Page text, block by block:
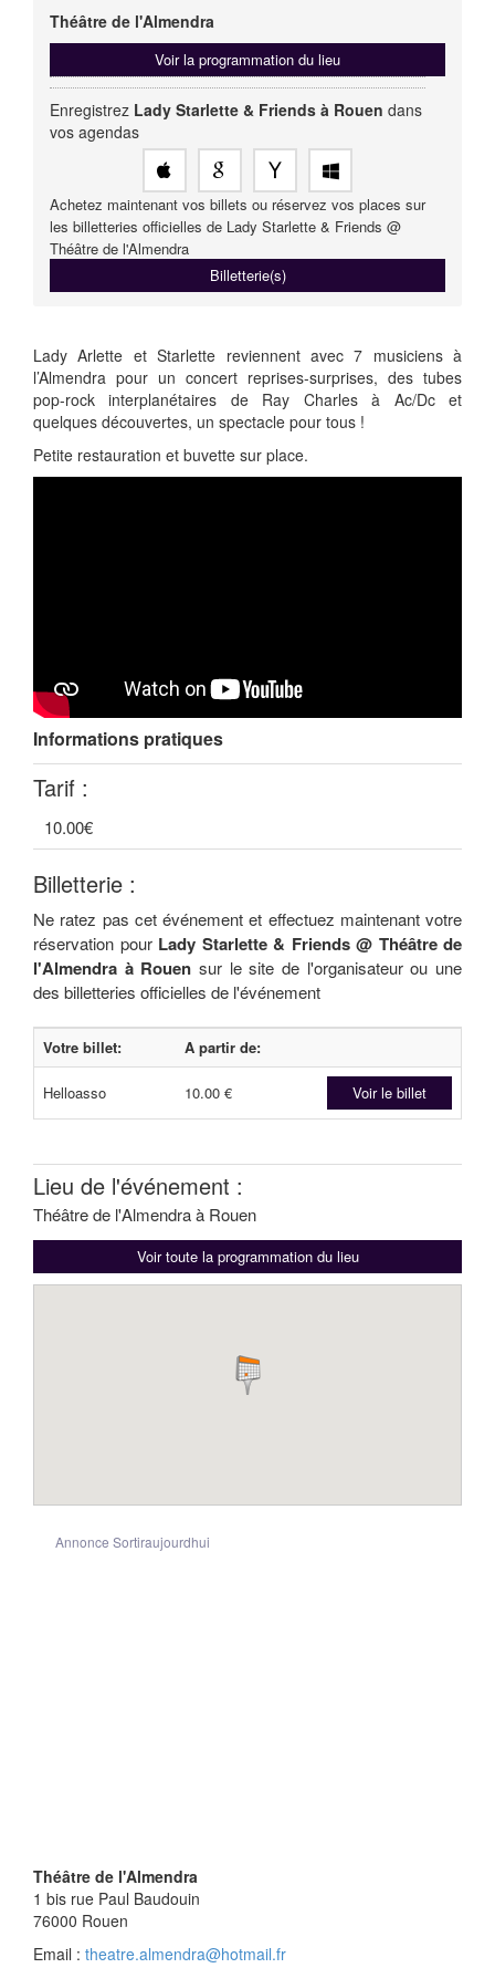
Théâtre de l'Almendra
Voir la programmation du lieu
Enregistrez Lady Starlette & Friends à Rouen dans
vos agendas
Achetez maintenant vos billets ou réservez vos places sur
les billetteries officielles de Lady Starlette & Friends @
Théâtre de l'Almendra
Billetterie(s)
Lady Arlette et Starlette reviennent avec 7 musiciens à
l’Almendra pour un concert reprises-surprises, des tubes
pop-rock interplanétaires de Ray Charles à Ac/Dc et
quelques découvertes, un spectacle pour tous !
Petite restauration et buvette sur place.
Informations pratiques
Tarif :
10.00€
Billetterie :
Ne ratez pas cet événement et effectuez maintenant votre
réservation pourLady Starlette & Friends @ Théâtre de
l'Almendra à Rouen sur le site de l'organisateur ou une
des billetteries officielles de l'événement
Votre billet: A partir de:
Helloasso 10.00 € Voir le billet
Lieu de l'événement :
Théâtre de l'Almendra à Rouen
Voir toute la programmation du lieu
Annonce Sortiraujourdhui
Théâtre de l'Almendra
1 bis rue Paul Baudouin
76000 Rouen
Email : theatre.almendra@hotmail.fr